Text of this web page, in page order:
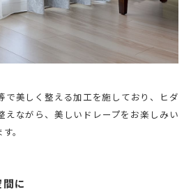
で美しく整える加工を施しており、ヒダ
えながら、美しいドレープをお楽しみい
。
に